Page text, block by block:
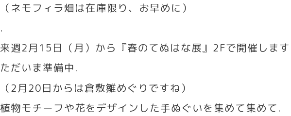
（ネモフィラ畑は在庫限り、お早めに）
.
来週2月 15 日（月）から『春のてぬはな展』 2Fで開催しま
ただいま準備中.
（2月20日からは倉敷雛めぐりですね）
植物モチーフや花をデザインした手ぬぐいを集めて集めて.